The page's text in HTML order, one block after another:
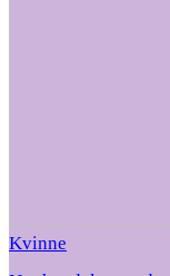
Kvinne